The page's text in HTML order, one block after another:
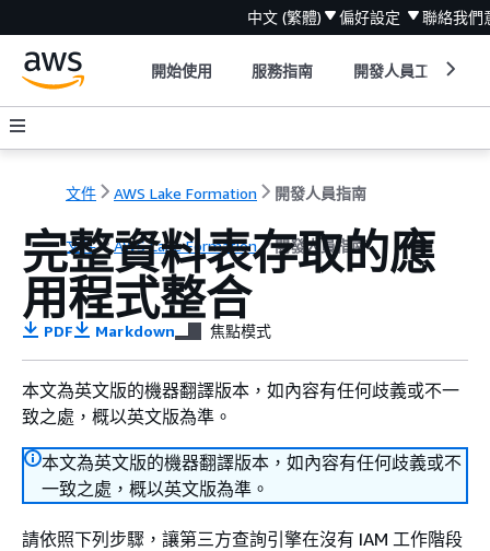
中文 (繁體) 偏好設定 聯絡我們
開始使用 服務指南 開發人員工具
文件 AWS Lake Formation 開發人員指南
文件 AWS Lake Formation 開發人員指南
完整資料表存取的應
用程式整合
PDF Markdown 焦點模式
本文為英文版的機器翻譯版本，如內容有任何歧義或不一
致之處，概以英文版為準。
本文為英文版的機器翻譯版本，如內容有任何歧義或不
一致之處，概以英文版為準。
請依照下列步驟，讓第三方查詢引擎在沒有 IAM 工作階段